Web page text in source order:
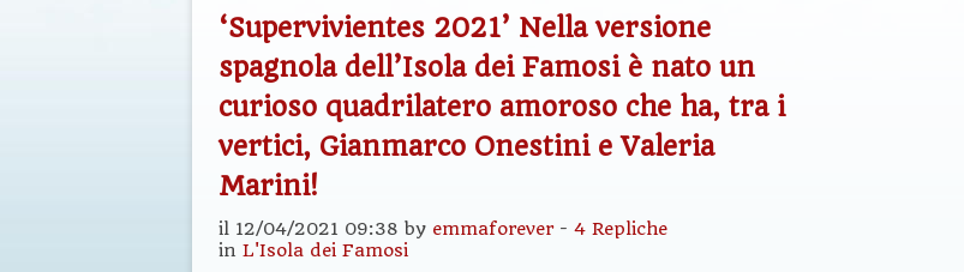
‘Supervivientes 2021’ Nella versione
spagnola dell’Isola dei Famosi è nato un
curioso quadrilatero amoroso che ha, tra i
vertici, Gianmarco Onestini e Valeria
Marini!
il 12/04/2021 09:38 by emmaforever- 4 Repliche
in L'Isola dei Famosi